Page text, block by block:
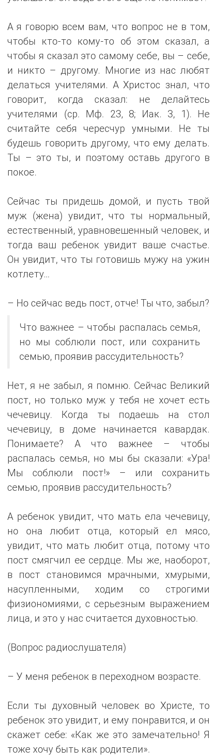
А я говорю всем вам, что вопрос не в том,
чтобы кто-то кому-то об этом сказал, а
чтобы я сказал это самому себе, вы – себе,
и никто – другому. Многие из нас любят
делаться учителями. А Христос знал, что
говорит, когда сказал: не делайтесь
учителями (ср. Мф. 23, 8; Иак. 3, 1). Не
считайте себя чересчур умными. Не ты
будешь говорить другому, что ему делать.
Ты – это ты, и поэтому оставь другого в
покое.
Сейчас ты придешь домой, и пусть твой
муж (жена) увидит, что ты нормальный,
естественный, уравновешенный человек, и
тогда ваш ребенок увидит ваше счастье.
Он увидит, что ты готовишь мужу на ужин
котлету…
– Но сейчас ведь пост, отче! Ты что, забыл?
Что важнее – чтобы распалась семья,
но мы соблюли пост, или сохранить
семью, проявив рассудительность?
Нет, я не забыл, я помню. Сейчас Великий
пост, но только муж у тебя не хочет есть
чечевицу. Когда ты подаешь на стол
чечевицу, в доме начинается кавардак.
Понимаете? А что важнее – чтобы
распалась семья, но мы бы сказали: «Ура!
Мы соблюли пост!» – или сохранить
семью, проявив рассудительность?
А ребенок увидит, что мать ела чечевицу,
но она любит отца, который ел мясо,
увидит, что мать любит отца, потому что
пост смягчил ее сердце. Мы же, наоборот,
в пост становимся мрачными, хмурыми,
насупленными, ходим со строгими
физиономиями, с серьезным выражением
лица, и это у нас считается духовностью.
(Вопрос радиослушателя)
– У меня ребенок в переходном возрасте.
Если ты духовный человек во Христе, то
ребенок это увидит, и ему понравится, и он
скажет себе: «Как же это замечательно! Я
тоже хочу быть как родители».